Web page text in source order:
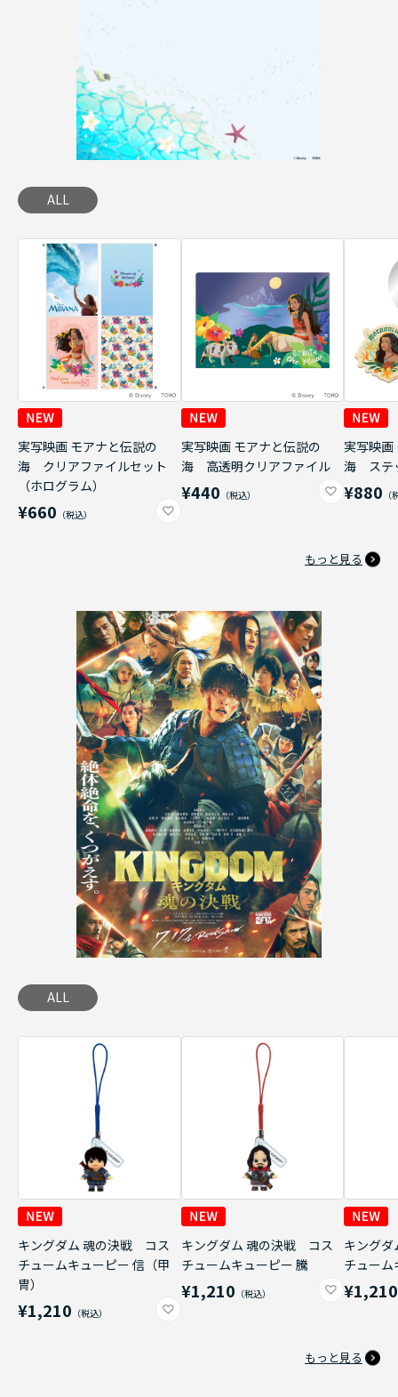
ALL
実写映画 モアナと伝説の
海 クリアファイルセット
（ホログラム）
¥660
実写映画 モアナと伝説の
海 高透明クリアファイル
¥440
実写映画
海 ステ
¥880
もっと見る
ALL
キングダム 魂の決戦 コス
チュームキューピー 信（甲
冑）
¥1,210
キングダム 魂の決戦 コス
チュームキューピー 騰
¥1,210
キング
チューム
¥1,210
もっと見る